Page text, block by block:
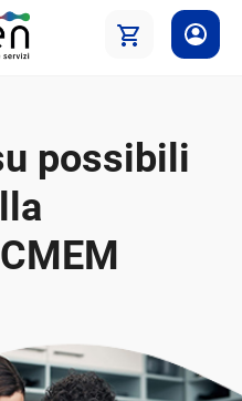
possibili